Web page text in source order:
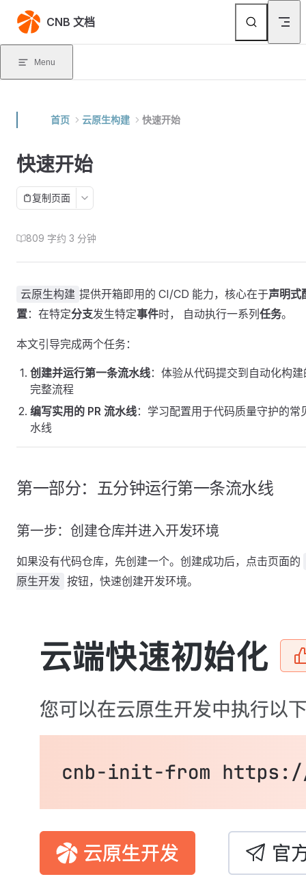
Skip to content
CNB 文档
Menu
首页 云原生构建 快速开始
快速开始
复制页面
809 字约 3 分钟
云原生构建 提供开箱即用的 CI/CD 能力，核心在于声明式
置：在特定分支发生特定事件时， 自动执行一系列 任务。
本文引导完成两个任务：
创建并运行第一条流水线：体验从代码提交到自动化构建
完整流程
编写实用的 PR 流水线：学习配置用于代码质量守护的常
水线
第一部分：五分钟运行第一条流水线
第一步：创建仓库并进入开发环境
如果没有代码仓库，先创建一个。创建成功后，点击页面的
原生开发 按钮，快速创建开发环境。